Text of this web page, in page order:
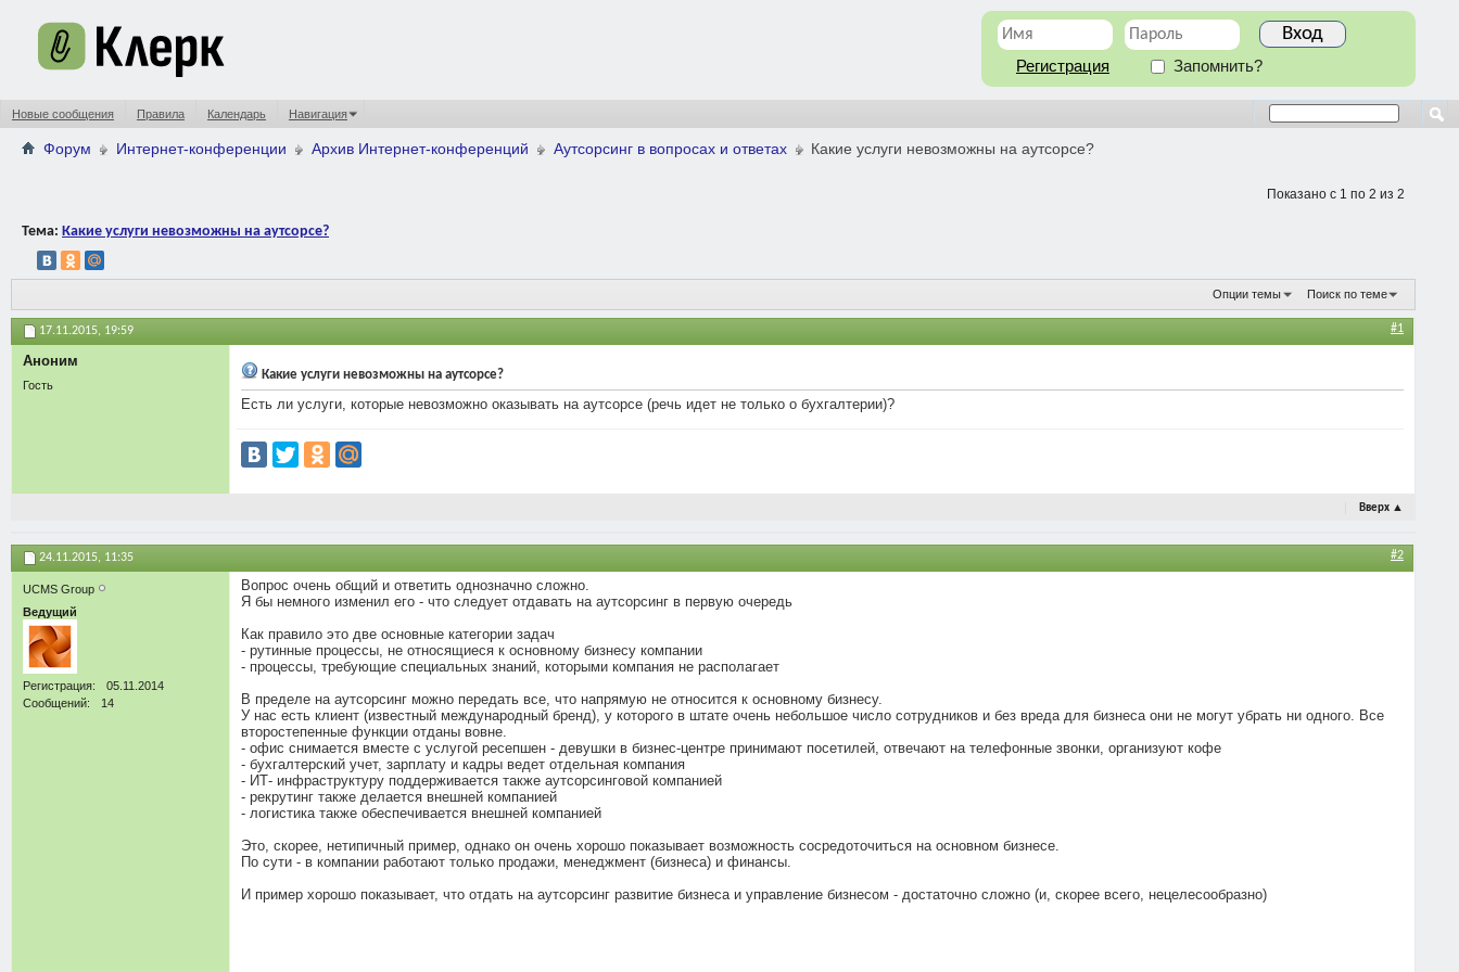
Регистрация Запомнить?
Новые сообщения Правила Календарь Навигация
Форум Интернет-конференции Архив Интернет-конференций Аутсорсинг в вопросах и ответах Какие услуги невозможны на аутсорсе?
Показано с 1 по 2 из 2
Тема: Какие услуги невозможны на аутсорсе?
Опции темы Поиск по теме
17.11.2015, 19:59 #1
Аноним
Гость
Какие услуги невозможны на аутсорсе?
Есть ли услуги, которые невозможно оказывать на аутсорсе (речь идет не только о бухгалтерии)?
Вверх ▲
24.11.2015, 11:35 #2
UCMS Group
Ведущий
Регистрация
05.11.2014
Сообщений
14
Вопрос очень общий и ответить однозначно сложно.
Я бы немного изменил его - что следует отдавать на аутсорсинг в первую очередь
Как правило это две основные категории задач
- рутинные процессы, не относящиеся к основному бизнесу компании
- процессы, требующие специальных знаний, которыми компания не располагает
В пределе на аутсорсинг можно передать все, что напрямую не относится к основному бизнесу.
У нас есть клиент (известный международный бренд), у которого в штате очень небольшое число сотрудников и без вреда для бизнеса они не могут убрать ни одного. Все
второстепенные функции отданы вовне.
- офис снимается вместе с услугой ресепшен - девушки в бизнес-центре принимают посетилей, отвечают на телефонные звонки, организуют кофе
- бухгалтерский учет, зарплату и кадры ведет отдельная компания
- ИТ- инфраструктуру поддерживается также аутсорсинговой компанией
- рекрутинг также делается внешней компанией
- логистика также обеспечивается внешней компанией
Это, скорее, нетипичный пример, однако он очень хорошо показывает возможность сосредоточиться на основном бизнесе.
По сути - в компании работают только продажи, менеджмент (бизнеса) и финансы.
И пример хорошо показывает, что отдать на аутсорсинг развитие бизнеса и управление бизнесом - достаточно сложно (и, скорее всего, нецелесообразно)